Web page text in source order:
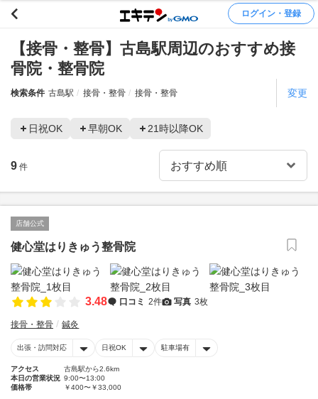
ログイン・登録
【接骨・整骨】古島駅周辺のおすすめ接
骨院・整骨院
検索条件 古島駅 接骨・整骨 接骨・整骨 変更
日祝OK 早朝OK 21時以降OK
9 件
店舗公式
健心堂はりきゅう整骨院
3.48 口コミ 2件 写真 3枚
接骨・整骨 鍼灸
出張・訪問対応 日祝OK 駐車場有
アクセス
古島駅から2.6km
本日の営業状況 9:00〜13:00
価格帯
￥400〜￥33,000